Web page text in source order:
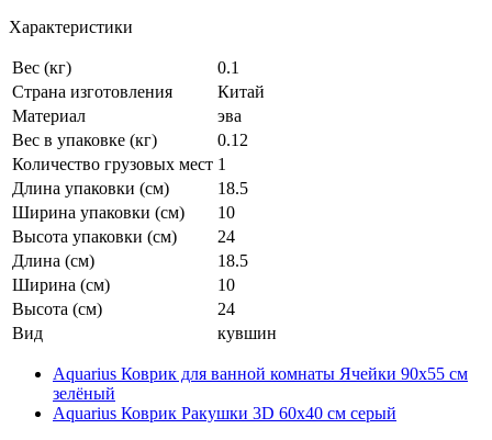
Характеристики
Вес (кг)
0.1
Страна изготовления
Китай
Материал
эва
Вес в упаковке (кг)
0.12
Количество грузовых мест 1
Длина упаковки (см)
18.5
Ширина упаковки (см)
10
Высота упаковки (см)
24
Длина (см)
18.5
Ширина (см)
10
Высота (см)
24
Вид
кувшин
Aquarius Коврик для ванной комнаты Ячейки 90х55 см
зелёный
Aquarius Коврик Ракушки 3D 60х40 см серый